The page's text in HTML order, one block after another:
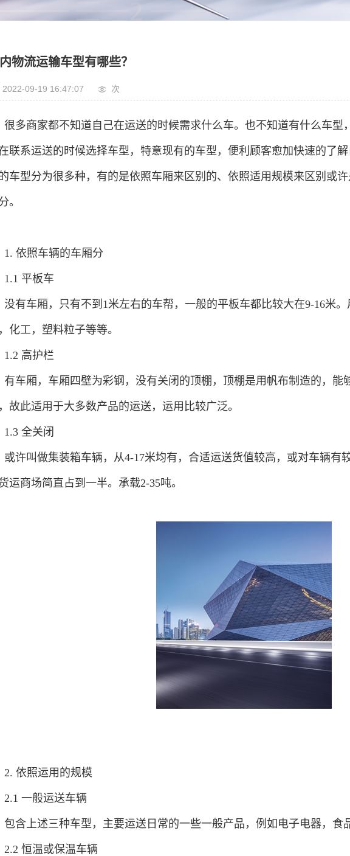
递专线
物流运输车型有哪些？
2022-09-19 16:47:07 次
很多商家都不知道自己在运送的时候需求什么车。也不知道有什么车型
联系运送的时候选择车型，特意现有的车型，便利顾客愈加快速的了解
车型分为很多种，有的是依照车厢来区别的、依照适用规模来区别或
。
1. 依照车辆的车厢分
1.1 平板车
没有车厢，只有不到1米左右的车帮，一般的平板车都比较大在9-16米
化工，塑料粒子等等。
1.2 高护栏
有车厢，车厢四壁为彩钢，没有关闭的顶棚，顶棚是用帆布制造的，能
故此适用于大多数产品的运送，运用比较广泛。
1.3 全关闭
或许叫做集装箱车辆，从4-17米均有，合适运送货值较高，或对车辆有
运商场简直占到一半。承载2-35吨。
2. 依照运用的规模
2.1 一般运送车辆
包含上述三种车型，主要运送日常的一些一般产品，例如电子电器，食
2.2 恒温或保温车辆